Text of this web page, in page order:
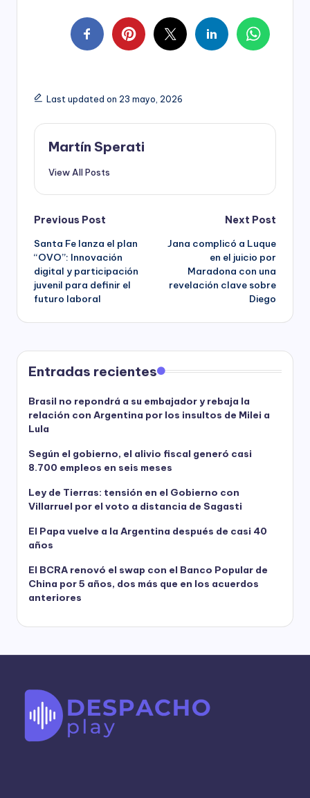
Last updated on 23 mayo, 2026
Martín Sperati
View All Posts
Post
navigation
Previous Post
Santa Fe lanza el plan
“OVO”: Innovación
digital y participación
juvenil para definir el
futuro laboral
Next Post
Jana complicó a Luque
en el juicio por
Maradona con una
revelación clave sobre
Diego
Entradas recientes
Brasil no repondrá a su embajador y rebaja la
relación con Argentina por los insultos de Milei a
Lula
Según el gobierno, el alivio fiscal generó casi
8.700 empleos en seis meses
Ley de Tierras: tensión en el Gobierno con
Villarruel por el voto a distancia de Sagasti
El Papa vuelve a la Argentina después de casi 40
años
El BCRA renovó el swap con el Banco Popular de
China por 5 años, dos más que en los acuerdos
anteriores